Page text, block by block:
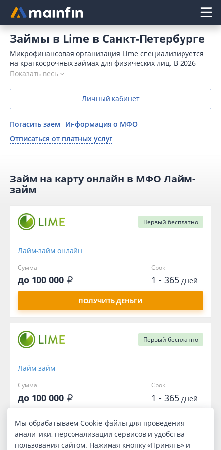
Главное меню
Займы в Lime в Санкт-Петербурге
Микрофинансовая организация Lime специализируется
на краткосрочных займах для физических лиц. В 2026
году здесь в этой МФО можно взять в долг до 100000
предлагаются без процентов.
Показать весь
Личный кабинет
Погасить заем
Информация о МФО
Отписаться от платных услуг
Займ на карту онлайн в МФО Лайм-
займ
Первый бесплатно
Лайм-займ онлайн
Сумма
до 100 000
Срок
1 - 365дней
ПОЛУЧИТЬ ДЕНЬГИ
Первый бесплатно
Лайм-займ
Сумма
до 100 000
Срок
1 - 365дней
ПОЛУЧИТЬ ДЕНЬГИ
Мы обрабатываем Cookie-файлы для проведения
аналитики, персонализации сервисов и удобства
пользования сайтом. Нажимая кнопку «Принять» и